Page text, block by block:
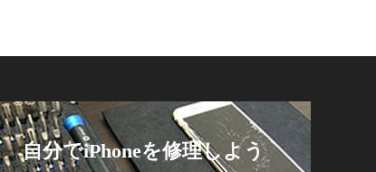
自分でiPhoneを修理しよう